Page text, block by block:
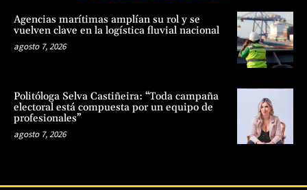
Agencias marítimas amplían su rol y se
vuelven clave en la logística fluvial nacional
agosto 7, 2026
Politóloga Selva Castiñeira: “Toda campaña
electoral está compuesta por un equipo de
profesionales”
agosto 7, 2026